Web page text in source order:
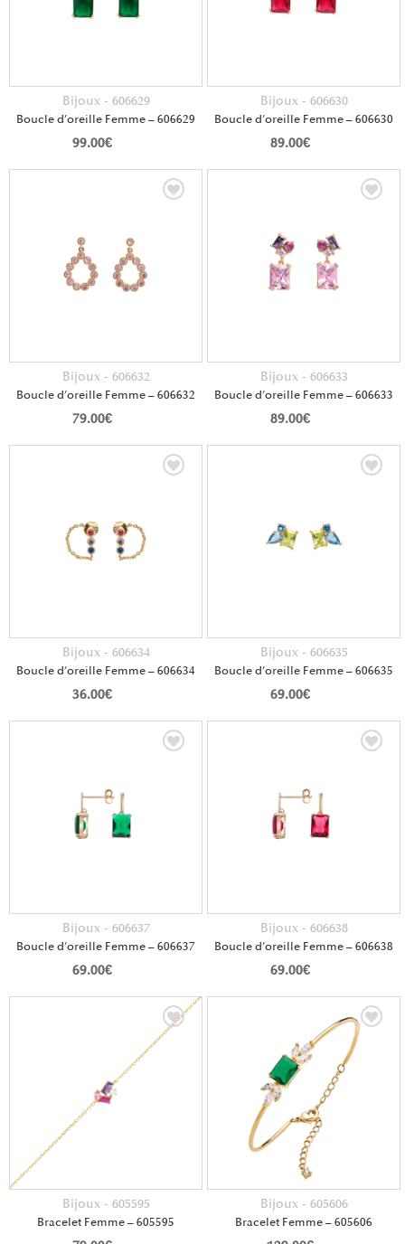
Bijoux - 606629
Boucle d’oreille Femme – 606629
99.00€
Bijoux - 606630
Boucle d’oreille Femme – 606630
89.00€
Bijoux - 606632
Boucle d’oreille Femme – 606632
79.00€
Bijoux - 606633
Boucle d’oreille Femme – 606633
89.00€
Bijoux - 606634
Boucle d’oreille Femme – 606634
36.00€
Bijoux - 606635
Boucle d’oreille Femme – 606635
69.00€
Bijoux - 606637
Boucle d’oreille Femme – 606637
69.00€
Bijoux - 606638
Boucle d’oreille Femme – 606638
69.00€
Bijoux - 605595
Bracelet Femme – 605595
Bijoux - 605606
Bracelet Femme – 605606